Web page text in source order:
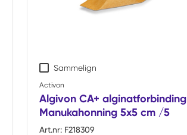
Sammelign
Activon
Algivon CA+ alginatforbinding
Manukahonning 5x5 cm /5
Art.nr: F218309